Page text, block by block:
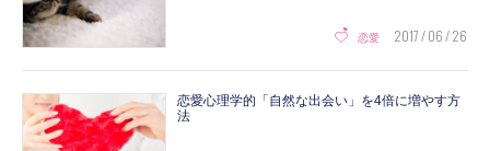
恋愛 2017 / 06 / 26
恋愛心理学的「自然な出会い」を4倍に増やす方
法